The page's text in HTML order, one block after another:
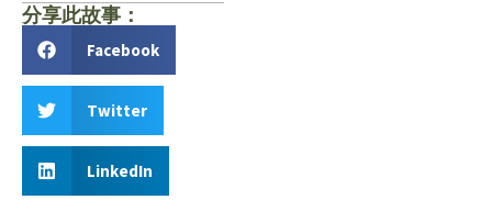
分享此故事：
Facebook
Twitter
LinkedIn